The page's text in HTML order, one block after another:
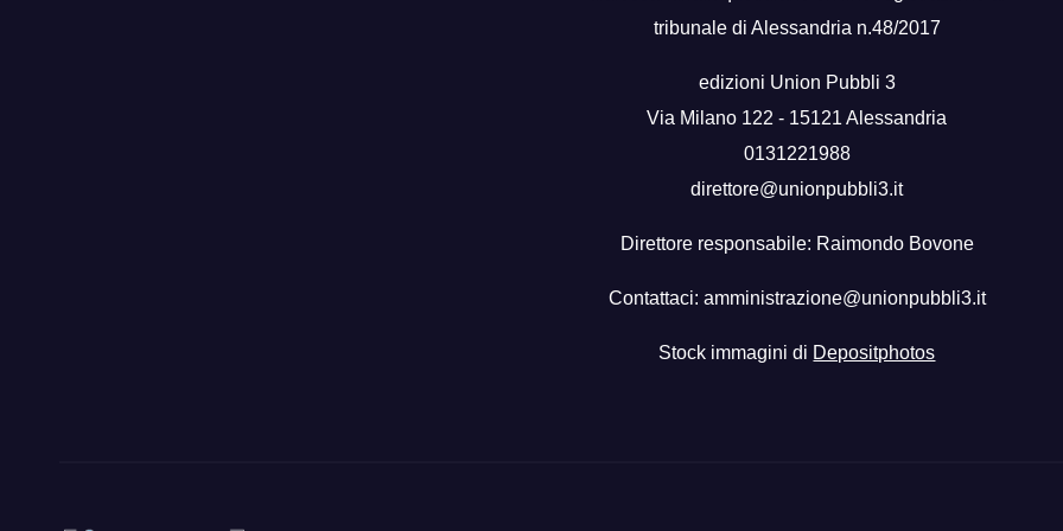
tribunale di Alessandria n.48/2017
edizioni Union Pubbli 3
Via Milano 122 - 15121 Alessandria
0131221988
direttore@unionpubbli3.it
Direttore responsabile: Raimondo Bovone
Contattaci: amministrazione@unionpubbli3.it
Stock immagini di Depositphotos